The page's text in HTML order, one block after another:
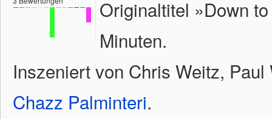
Originaltitel »Down
Minuten.
Inszeniert von Chris Weitz,
Chazz Palminteri.